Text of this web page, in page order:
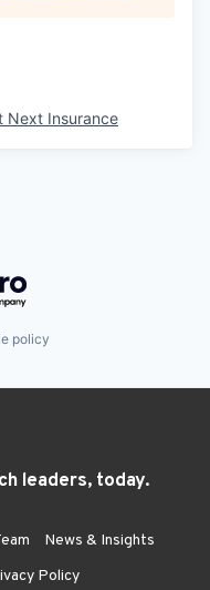
Next Insurance
policy
leaders, today.
News & Insights
Policy